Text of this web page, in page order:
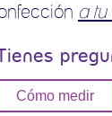
a
Cómo medir